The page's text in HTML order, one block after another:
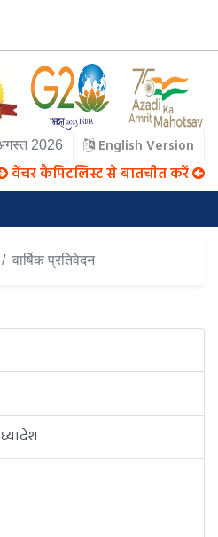
2026 English Version
वेंचर कैपिटलिस्ट से बातचीत करें
वार्षिक प्रतिवेदन